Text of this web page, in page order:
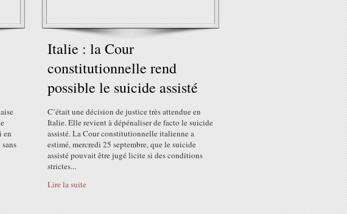
en
Italie : la Cour
constitutionnelle rend
possible le suicide assisté
C’était une décision de justice très attendue en
Italie. Elle revient à dépénaliser de facto le suicide
assisté. La Cour constitutionnelle italienne a
estimé, mercredi 25 septembre, que le suicide
assisté pouvait être jugé licite si des conditions
strictes...
Lire la suite